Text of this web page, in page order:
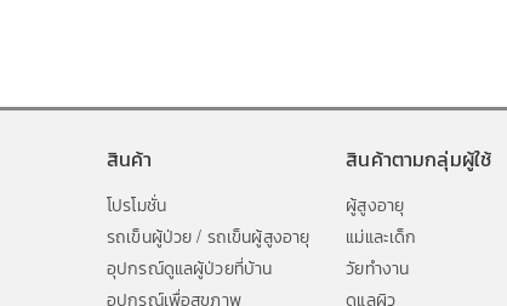
สินค้า
โปรโมชั่น
รถเข็นผู้ป่วย / รถเข็นผู้สูงอายุ
อุปกรณ์ดูแลผู้ป่วยที่บ้าน
อุปกรณ์เพื่อสุขภาพ
สินค้าตามกลุ่มผู้ใช้
ผู้สูงอายุ
แม่และเด็ก
วัยทำงาน
ดูแลผิว